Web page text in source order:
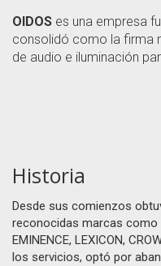
OIDOS es una empresa
consolidó como la firma
de audio e iluminación
Historia
Desde sus comienzos
reconocidas marcas como
EMINENCE, LEXICON,
los servicios, optó por